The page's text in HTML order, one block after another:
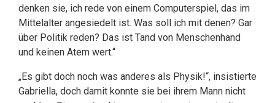
denken sie, ich rede von einem Computerspiel, das im
Mittelalter angesiedelt ist. Was soll ich mit denen? Gar
über Politik reden? Das ist Tand von Menschenhand
und keinen Atem wert.“
„Es gibt doch noch was anderes als Physik!“, insistierte
Gabriella, doch damit konnte sie bei ihrem Mann nicht